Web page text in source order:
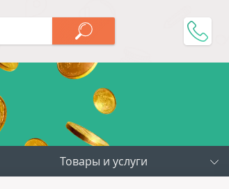
Товары и услуги